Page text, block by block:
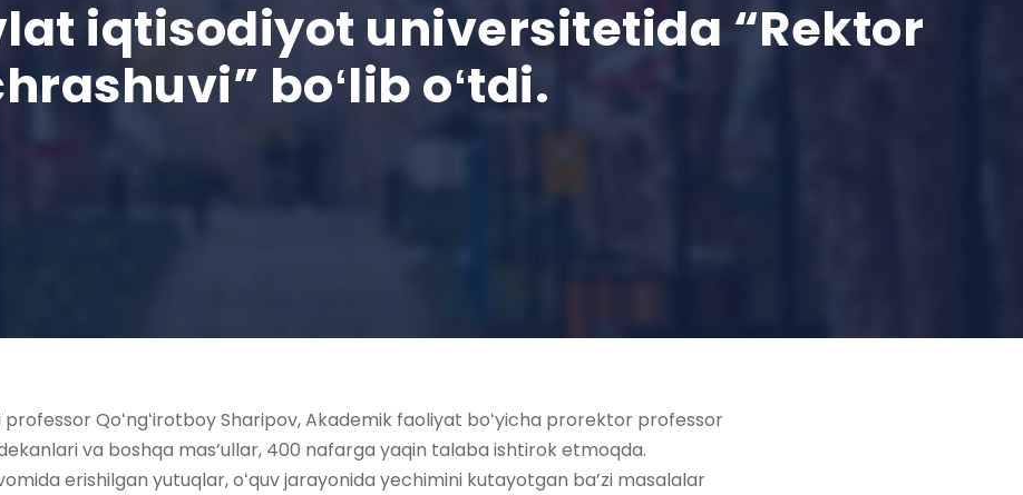
iqtisodiyot universitetida “Rektor
boʻlib oʻtdi.
Qoʻngʻirotboy Sharipov, Akademik faoliyat boʻyicha prorektor professor
va boshqa mas’ullar, 400 nafarga yaqin talaba ishtirok etmoqda.
erishilgan yutuqlar, oʻquv jarayonida yechimini kutayotgan ba’zi masalalar